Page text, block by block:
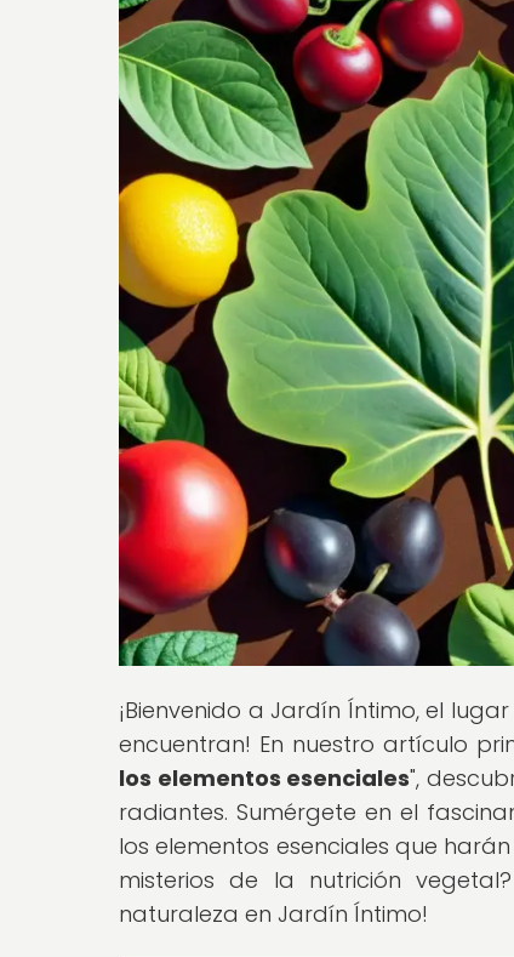
¡Bienvenido a Jardín Íntimo, el
encuentran! En nuestro artículo
los elementos esenciales",
radiantes. Sumérgete en el
los elementos esenciales que
misterios de la nutrición
naturaleza en Jardín Íntimo!